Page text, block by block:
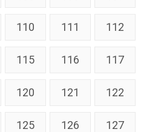
110 111 112
115 116 117
120 121 122
125 126 127